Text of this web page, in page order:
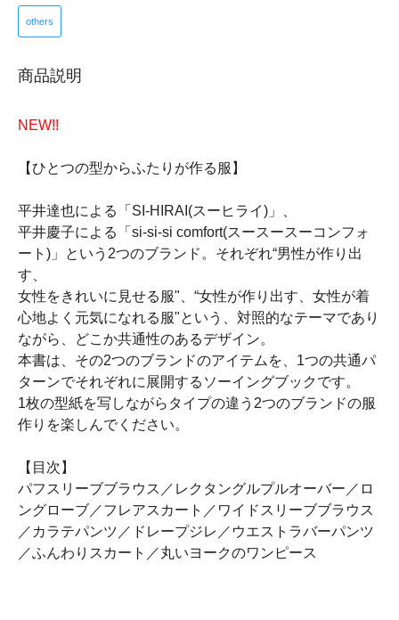
others
商品説明
NEW!!
【ひとつの型からふたりが作る服】
平井達也による「SI-HIRAI(スーヒライ)」、
平井慶子による「si-si-si comfort(スースースーコンフォ
ート)」という2つのブランド。それぞれ“男性が作り出
す、
女性をきれいに見せる服"、“女性が作り出す、女性が着
心地よく元気になれる服"という、対照的なテーマであり
ながら、どこか共通性のあるデザイン。
本書は、その2つのブランドのアイテムを、1つの共通パ
ターンでそれぞれに展開するソーイングブックです。
1枚の型紙を写しながらタイプの違う2つのブランドの服
作りを楽しんでください。
【目次】
パフスリーブブラウス／レクタングルプルオーバー／ロ
ングローブ／フレアスカート／ワイドスリーブブラウス
／カラテパンツ／ドレープジレ／ウエストラバーパンツ
／ふんわりスカート／丸いヨークのワンピース